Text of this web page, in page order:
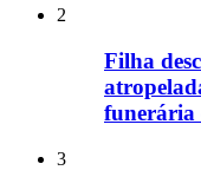
2
Filha
funerária
3